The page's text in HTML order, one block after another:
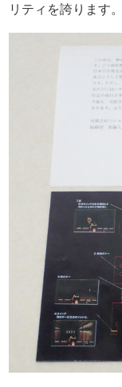
リティを誇ります。